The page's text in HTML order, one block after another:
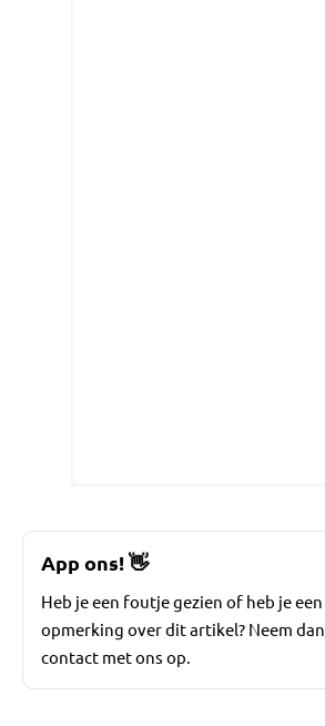
App ons! 👋
Heb je een foutje gezien of heb je een
opmerking over dit artikel? Neem dan
contact met ons op.